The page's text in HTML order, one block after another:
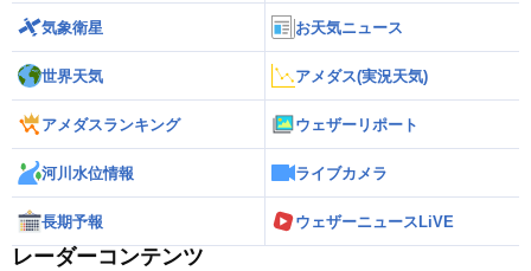
気象衛星 お天気ニュース
世界天気 アメダス(実況天気)
アメダスランキング ウェザーリポート
河川水位情報 ライブカメラ
長期予報 ウェザーニュースLiVE
レーダーコンテンツ